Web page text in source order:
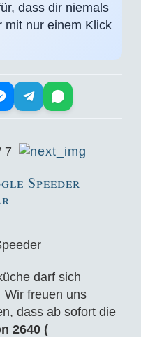
dass dir niemals
mit nur einem Klick
7
Speeder
darf sich
Wir freuen uns
dass ab sofort die
2640 (